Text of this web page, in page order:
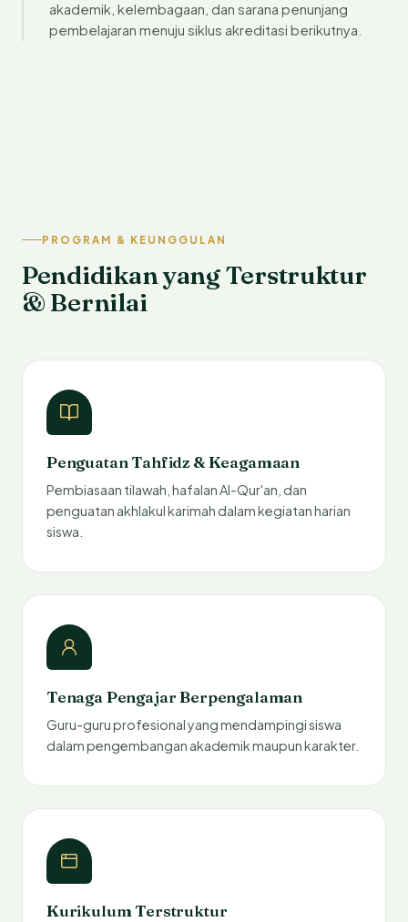
akademik, kelembagaan, dan sarana penunjang
pembelajaran menuju siklus akreditasi berikutnya.
PROGRAM & KEUNGGULAN
Pendidikan yang Terstruktur
& Bernilai
Penguatan Tahfidz & Keagamaan
Pembiasaan tilawah, hafalan Al-Qur'an, dan
penguatan akhlakul karimah dalam kegiatan harian
siswa.
Tenaga Pengajar Berpengalaman
Guru-guru profesional yang mendampingi siswa
dalam pengembangan akademik maupun karakter.
Kurikulum Terstruktur